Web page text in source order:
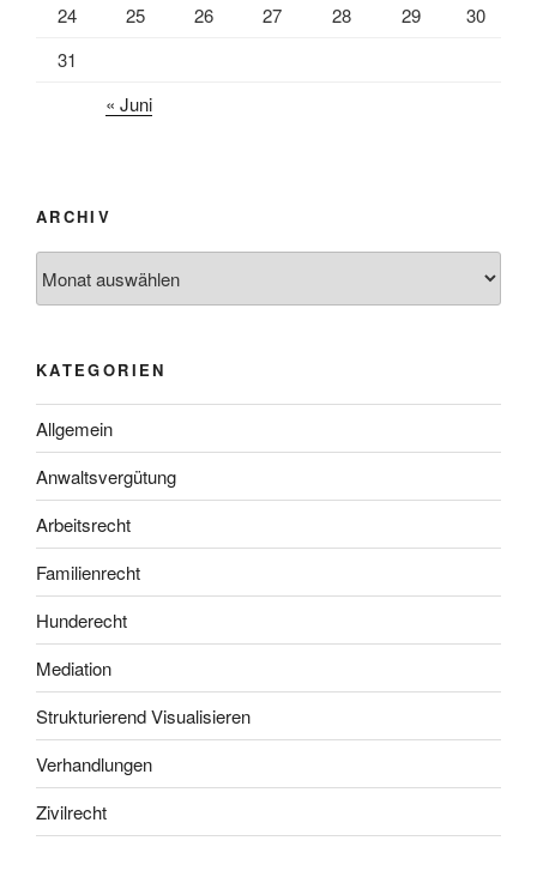
24
25 26 27 28 29
30
31
« Juni
ARCHIV
KATEGORIEN
Allgemein
Anwaltsvergütung
Arbeitsrecht
Familienrecht
Hunderecht
Mediation
Strukturierend Visualisieren
Verhandlungen
Zivilrecht